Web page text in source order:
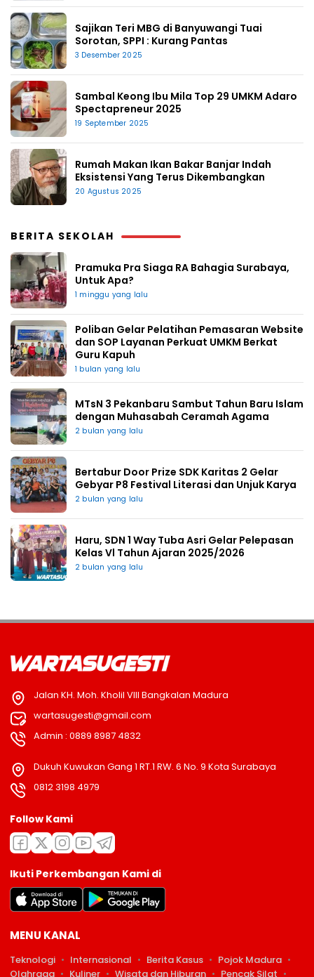
Sajikan Teri MBG di Banyuwangi Tuai
Sorotan, SPPI : Kurang Pantas
3 Desember 2025
Sambal Keong Ibu Mila Top 29 UMKM Adaro
Spectapreneur 2025
19 September 2025
Rumah Makan Ikan Bakar Banjar Indah
Eksistensi Yang Terus Dikembangkan
20 Agustus 2025
BERITA SEKOLAH
Pramuka Pra Siaga RA Bahagia Surabaya,
Untuk Apa?
1 minggu yang lalu
Poliban Gelar Pelatihan Pemasaran Website
dan SOP Layanan Perkuat UMKM Berkat
Guru Kapuh
1 bulan yang lalu
MTsN 3 Pekanbaru Sambut Tahun Baru Islam
dengan Muhasabah Ceramah Agama
2 bulan yang lalu
Bertabur Door Prize SDK Karitas 2 Gelar
Gebyar P8 Festival Literasi dan Unjuk Karya
2 bulan yang lalu
Haru, SDN 1 Way Tuba Asri Gelar Pelepasan
Kelas Vl Tahun Ajaran 2025/2026
2 bulan yang lalu
Jalan KH. Moh. Kholil VIII Bangkalan Madura
wartasugesti@gmail.com
Admin : 0889 8987 4832
Dukuh Kuwukan Gang 1 RT.1 RW. 6 No. 9 Kota Surabaya
0812 3198 4979
Follow Kami
Ikuti Perkembangan Kami di
MENU KANAL
Teknologi Internasional Berita Kasus
Pojok Madura
Olahraga
Kuliner Wisata dan Hiburan Pencak Silat